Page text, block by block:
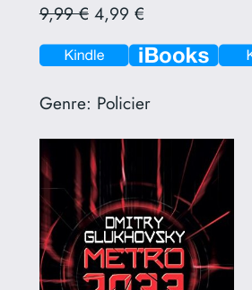
9,99 €4,99 €
Genre: Policier